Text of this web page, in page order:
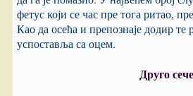
фетус који се час пре тога ритао,
Као да осећа и препознаје додир те
успоставља са оцем.
Друго